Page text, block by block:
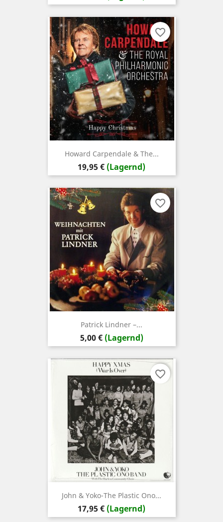
Howard Carpendale & The...
Preis
19,95 € (Lagernd)
favorite_border
Patrick Lindner –...
Preis
5,00 € (Lagernd)
favorite_border
John & Yoko-The Plastic Ono...
Preis
17,95 € (Lagernd)
favorite_border